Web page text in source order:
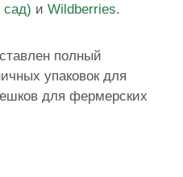
и Wildberries.
полный
упаковок для
для фермерских